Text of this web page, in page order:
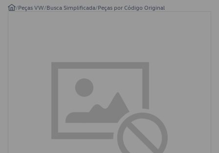
/Peças VW/Busca Simplificada/Peças por Código Original